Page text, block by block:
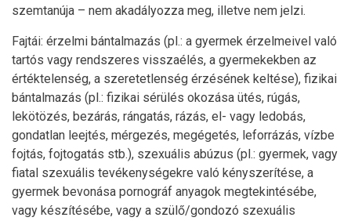
szemtanúja – nem akadályozza meg, illetve nem jelzi.
Fajtái: érzelmi bántalmazás (pl.: a gyermek érzelmeivel való
tartós vagy rendszeres visszaélés, a gyermekekben az
értéktelenség, a szeretetlenség érzésének keltése), fizikai
bántalmazás (pl.: fizikai sérülés okozása ütés, rúgás,
lekötözés, bezárás, rángatás, rázás, el- vagy ledobás,
gondatlan leejtés, mérgezés, megégetés, leforrázás, vízbe
fojtás, fojtogatás stb.), szexuális abúzus (pl.: gyermek, vagy
fiatal szexuális tevékenységekre való kényszerítése, a
gyermek bevonása pornográf anyagok megtekintésébe,
vagy készítésébe, vagy a szülő/gondozó szexuális